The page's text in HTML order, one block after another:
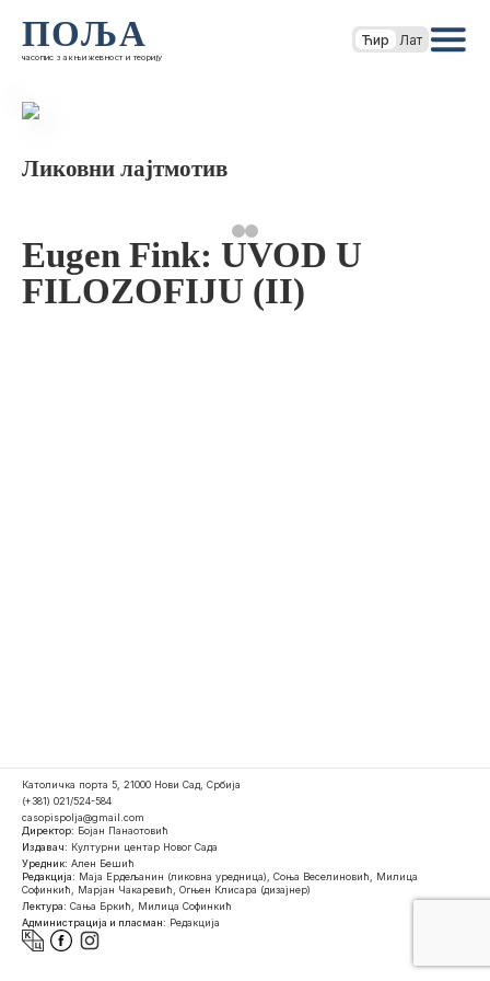
ПОЉА
часопис за књижевност и теорију
Ћир Лат
Ликовни лајтмотив
Eugen Fink: UVOD U
FILOZOFIJU (II)
Католичка порта 5, 21000 Нови Сад, Србија
(+381) 021/524-584
casopispolja@gmail.com
Директор: Бојан Панаотовић
Издавач: Културни центар Новог Сада
Уредник: Ален Бешић
Редакција: Маја Ердељанин (ликовна уредница), Соња Веселиновић, Милица
Софинкић, Марјан Чакаревић, Огњен Клисара (дизајнер)
Лектура: Сања Бркић, Милица Софинкић
Администрација и пласман: Редакција